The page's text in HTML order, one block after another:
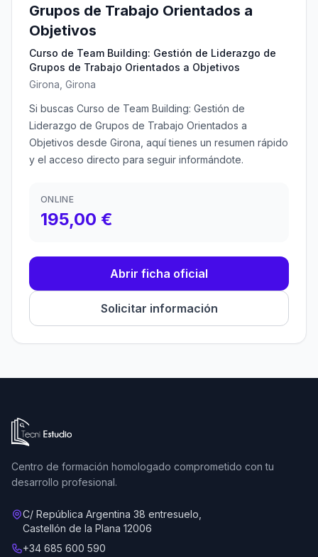
Grupos de Trabajo Orientados a
Objetivos
Curso de Team Building: Gestión de Liderazgo de
Grupos de Trabajo Orientados a Objetivos
Girona, Girona
Si buscas Curso de Team Building: Gestión de
Liderazgo de Grupos de Trabajo Orientados a
Objetivos desde Girona, aquí tienes un resumen rápido
y el acceso directo para seguir informándote.
ONLINE
195,00 €
Abrir ficha oficial
Solicitar información
Ir a la página de inicio de Tecni Estudio
Centro de formación homologado comprometido con tu
desarrollo profesional.
C/ República Argentina 38 entresuelo,
Castellón de la Plana 12006
+34 685 600 590